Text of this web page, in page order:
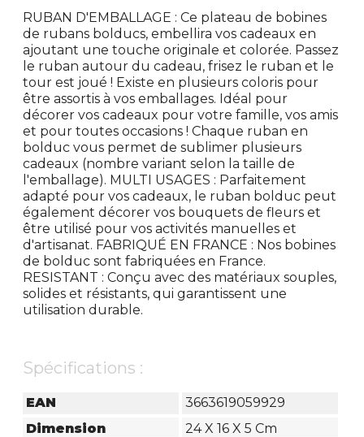
RUBAN D'EMBALLAGE : Ce plateau de bobines
de rubans bolducs, embellira vos cadeaux en
ajoutant une touche originale et colorée. Passez
le ruban autour du cadeau, frisez le ruban et le
tour est joué ! Existe en plusieurs coloris pour
être assortis à vos emballages. Idéal pour
décorer vos cadeaux pour votre famille, vos amis
et pour toutes occasions ! Chaque ruban en
bolduc vous permet de sublimer plusieurs
cadeaux (nombre variant selon la taille de
l'emballage). MULTI USAGES : Parfaitement
adapté pour vos cadeaux, le ruban bolduc peut
également décorer vos bouquets de fleurs et
être utilisé pour vos activités manuelles et
d'artisanat. FABRIQUÉ EN FRANCE : Nos bobines
de bolduc sont fabriquées en France.
RESISTANT : Conçu avec des matériaux souples,
solides et résistants, qui garantissent une
utilisation durable.
Spécifications :
EAN
3663619059929
Dimension
24 X 16 X 5 Cm